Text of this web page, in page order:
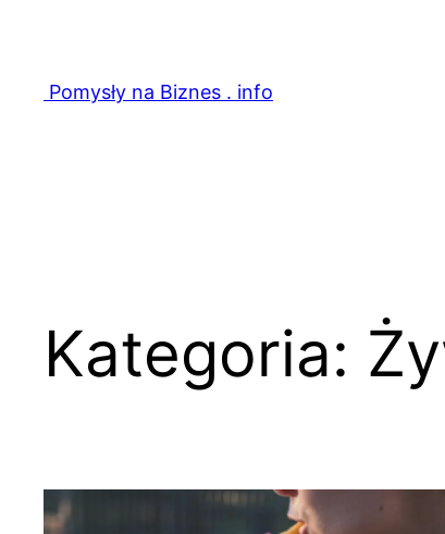
treściPomysły na Biznes . info
Kategoria: